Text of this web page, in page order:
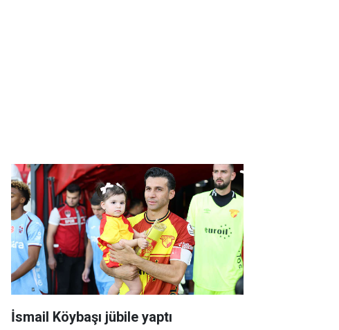
İsmail Köybaşı jübile yaptı